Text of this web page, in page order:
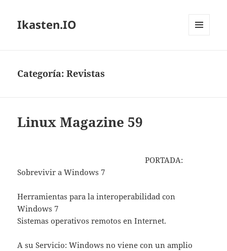
Ikasten.IO
Categoría:Revistas
Linux Magazine 59
PORTADA:
Sobrevivir a Windows 7
Herramientas para la interoperabilidad con
Windows 7
Sistemas operativos remotos en Internet.
A su Servicio: Windows no viene con un amplio